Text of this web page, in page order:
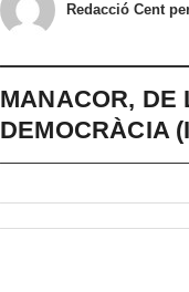
Redacció Cent
MANACOR, DE
DEMOCRÀCIA